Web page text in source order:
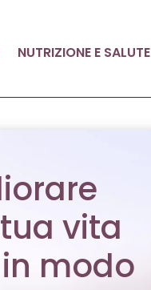
NUTRIZIONE E SALUTE
vita
in modo